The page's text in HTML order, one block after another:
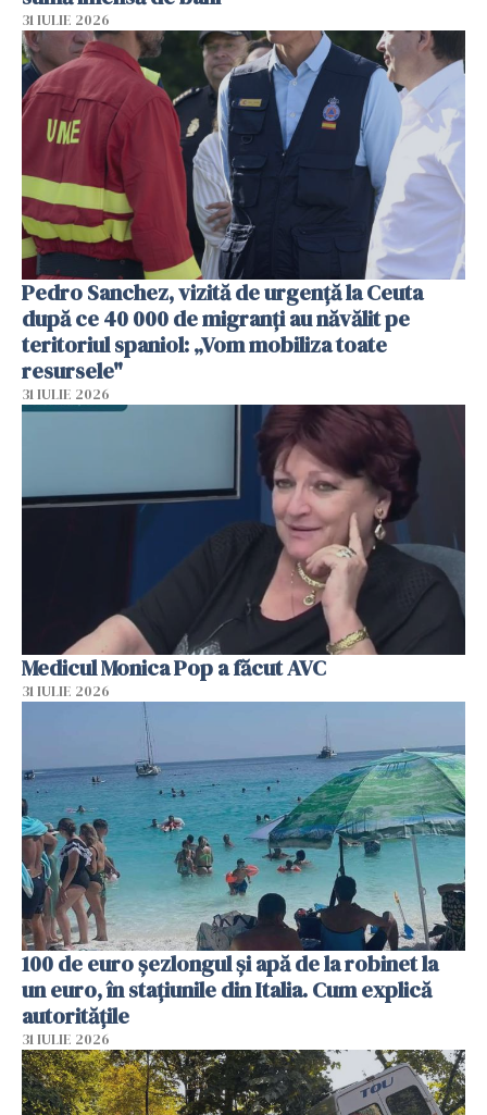
31 IULIE 2026
Pedro Sanchez, vizită de urgență la Ceuta
după ce 40 000 de migranți au năvălit pe
teritoriul spaniol: „Vom mobiliza toate
resursele"
31 IULIE 2026
Medicul Monica Pop a făcut AVC
31 IULIE 2026
100 de euro șezlongul și apă de la robinet la
un euro, în stațiunile din Italia. Cum explică
autoritățile
31 IULIE 2026